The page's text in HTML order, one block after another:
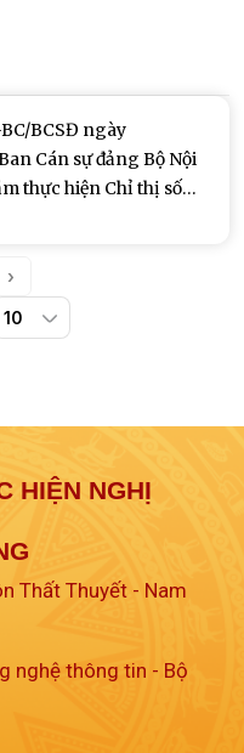
BCSĐ ngày
Cán sự đảng Bộ Nội
thực hiện Chỉ thị số
Bí thư về “Đẩy
›Next
HIỆN NGHỊ
Thất Thuyết - Nam
nghệ thông tin - Bộ